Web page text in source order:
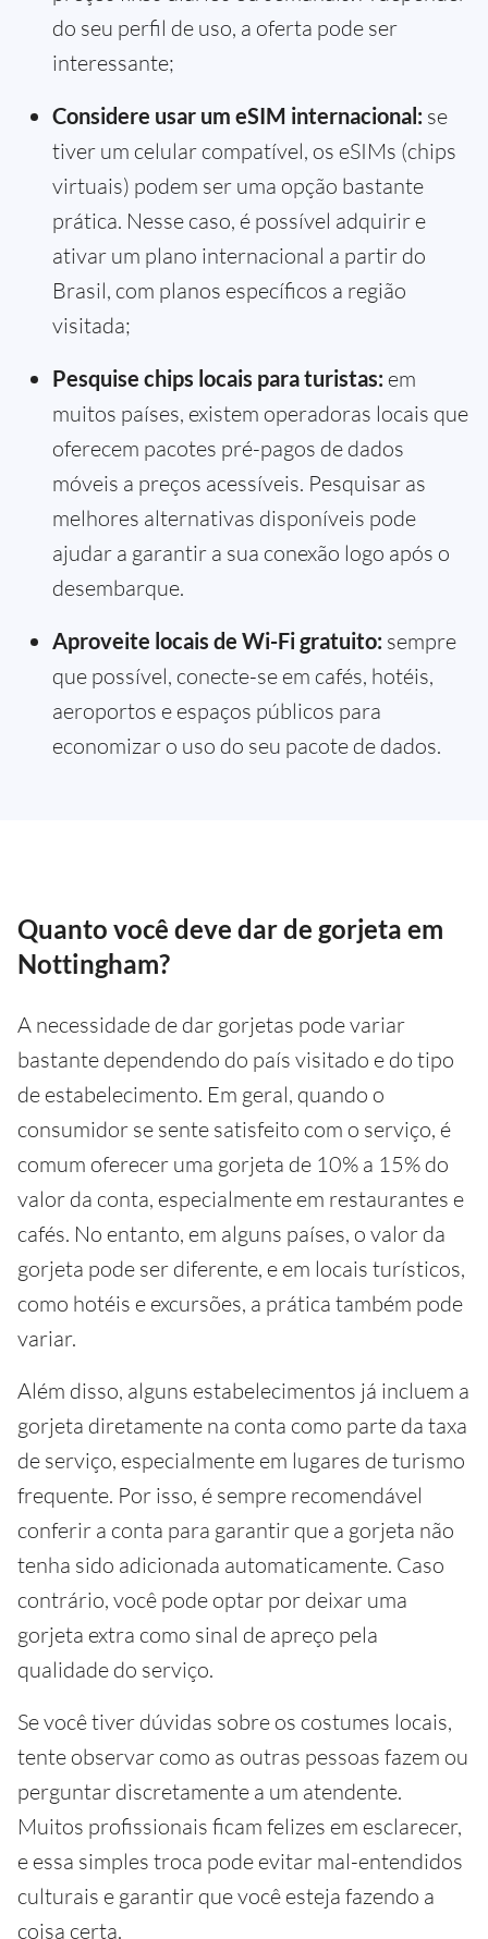
do seu perfil de uso, a oferta pode ser
interessante;
Considere usar um eSIM internacional: se
tiver um celular compatível, os eSIMs (chips
virtuais) podem ser uma opção bastante
prática. Nesse caso, é possível adquirir e
ativar um plano internacional a partir do
Brasil, com planos específicos a região
visitada;
Pesquise chips locais para turistas: em
muitos países, existem operadoras locais que
oferecem pacotes pré-pagos de dados
móveis a preços acessíveis. Pesquisar as
melhores alternativas disponíveis pode
ajudar a garantir a sua conexão logo após o
desembarque.
Aproveite locais de Wi-Fi gratuito: sempre
que possível, conecte-se em cafés, hotéis,
aeroportos e espaços públicos para
economizar o uso do seu pacote de dados.
Quanto você deve dar de gorjeta em
Nottingham?
A necessidade de dar gorjetas pode variar
bastante dependendo do país visitado e do tipo
de estabelecimento. Em geral, quando o
consumidor se sente satisfeito com o serviço, é
comum oferecer uma gorjeta de 10% a 15% do
valor da conta, especialmente em restaurantes e
cafés. No entanto, em alguns países, o valor da
gorjeta pode ser diferente, e em locais turísticos,
como hotéis e excursões, a prática também pode
variar.
Além disso, alguns estabelecimentos já incluem a
gorjeta diretamente na conta como parte da taxa
de serviço, especialmente em lugares de turismo
frequente. Por isso, é sempre recomendável
conferir a conta para garantir que a gorjeta não
tenha sido adicionada automaticamente. Caso
contrário, você pode optar por deixar uma
gorjeta extra como sinal de apreço pela
qualidade do serviço.
Se você tiver dúvidas sobre os costumes locais,
tente observar como as outras pessoas fazem ou
perguntar discretamente a um atendente.
Muitos profissionais ficam felizes em esclarecer,
e essa simples troca pode evitar mal-entendidos
culturais e garantir que você esteja fazendo a
coisa certa.